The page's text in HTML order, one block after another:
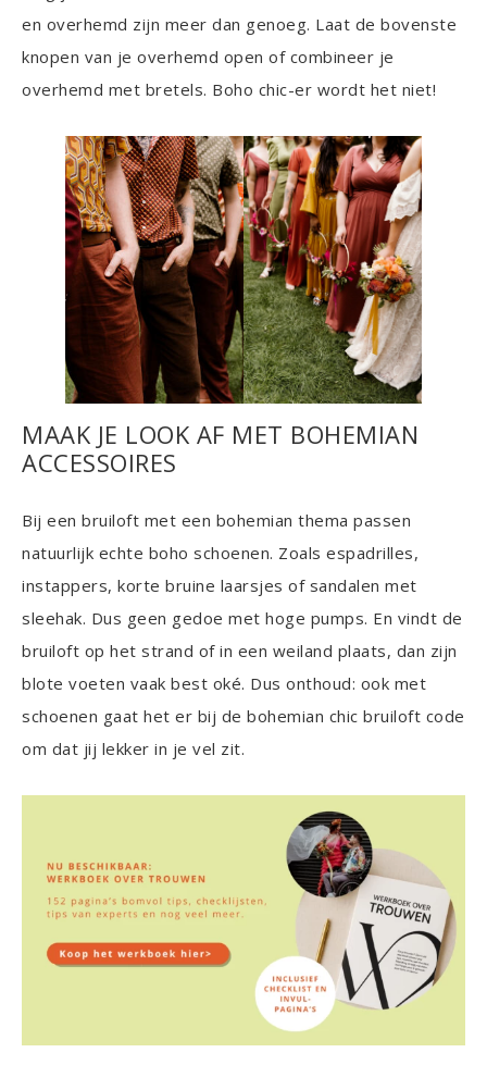
en overhemd zijn meer dan genoeg. Laat de bovenste
knopen van je overhemd open of combineer je
overhemd met bretels. Boho chic-er wordt het niet!
MAAK JE LOOK AF MET BOHEMIAN
ACCESSOIRES
Bij een bruiloft met een bohemian thema passen
natuurlijk echte boho schoenen. Zoals espadrilles,
instappers, korte bruine laarsjes of sandalen met
sleehak. Dus geen gedoe met hoge pumps. En vindt de
bruiloft op het strand of in een weiland plaats, dan zijn
blote voeten vaak best oké. Dus onthoud: ook met
schoenen gaat het er bij de bohemian chic bruiloft code
om dat jij lekker in je vel zit.